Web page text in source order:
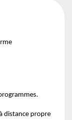
distance propre